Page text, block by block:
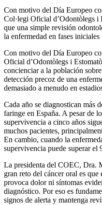
Con motivo del Día Europeo
Col·legi Oficial d’Odontòlegs i
que una simple revisión
la enfermedad en fases iniciales
Con motivo del Día Europeo
Oficial d’Odontòlegs i
concienciar a la población
detección precoz de una
demasiado a menudo en
Cada año se diagnostican más
faringe en España. A pesar de
supervivencia a cinco años
muchos pacientes,
En cambio, cuando la
supervivencia puede superar el
La presidenta del COEC, Dra.
gran reto del cáncer oral es
provoca dolor ni síntomas
diagnóstico. Por eso es
signos de alerta y mantenga